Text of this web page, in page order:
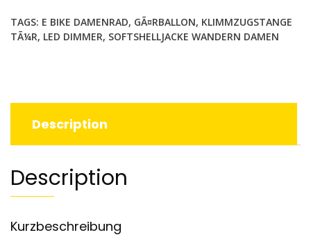
TAGS: E BIKE DAMENRAD, GÃ¤RBALLON, KLIMMZUGSTANGE
TÃ¼R, LED DIMMER, SOFTSHELLJACKE WANDERN DAMEN
Description
Description
Kurzbeschreibung